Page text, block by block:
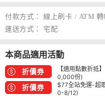
付款方式： 線上刷卡 / ATM 轉
運送方式：
宅配
本商品適用活動
折價券
【適用點數折抵
0,000份)
折價券
$77全站免運-超
0-8/12)